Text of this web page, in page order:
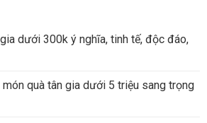
dưới 300k ý nghĩa, tinh tế, độc đáo,
quà tân gia dưới 5 triệu sang trọng